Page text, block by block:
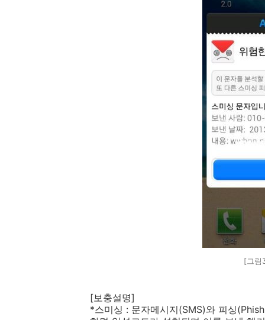
[그림
[보충설명]
*스미싱 : 문자메시지(SMS)와 피싱